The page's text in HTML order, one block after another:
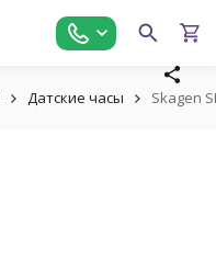
Датские часы Skagen